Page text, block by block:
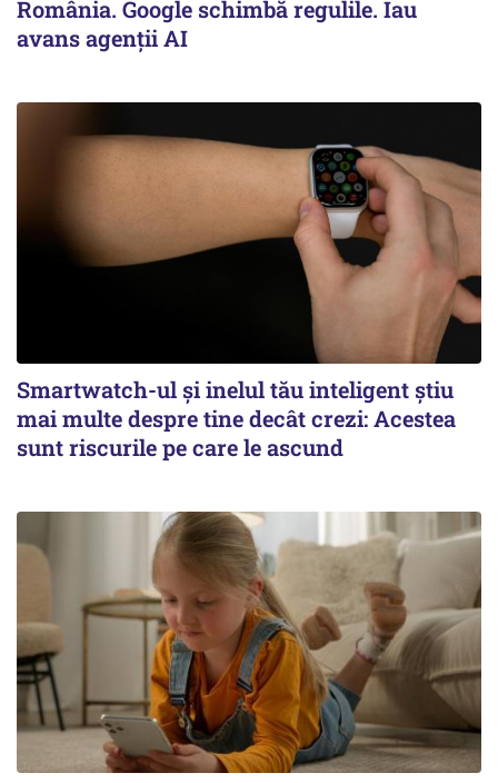
România. Google schimbă regulile. Iau
avans agenții AI
Smartwatch-ul și inelul tău inteligent știu
mai multe despre tine decât crezi: Acestea
sunt riscurile pe care le ascund